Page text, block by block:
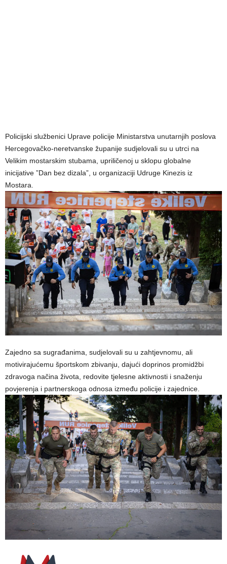
Policijski službenici Uprave policije Ministarstva unutarnjih poslova
Hercegovačko-neretvanske županije sudjelovali su u utrci na
Velikim mostarskim stubama, upriličenoj u sklopu globalne
inicijative ”Dan bez dizala”, u organizaciji Udruge Kinezis iz
Mostara.
Zajedno sa sugrađanima, sudjelovali su u zahtjevnomu, ali
motivirajućemu športskom zbivanju, dajući doprinos promidžbi
zdravoga načina života, redovite tjelesne aktivnosti i snaženju
povjerenja i partnerskoga odnosa između policije i zajednice.